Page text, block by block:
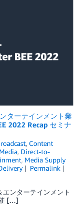
ターテインメント業
2022 Recap セミナ
, Content
, Direct-to-
, Media Supply
Permalink
ンターテインメント
[…]